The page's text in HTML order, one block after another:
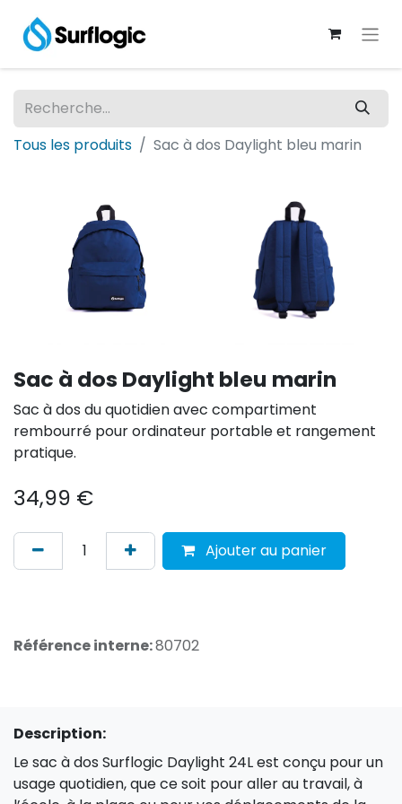
Tous les produits Sac à dos Daylight bleu marin
Sac à dos Daylight bleu marin
Sac à dos du quotidien avec compartiment
rembourré pour ordinateur portable et rangement
pratique.
34,99 €
Ajouter au panier
Référence interne:80702
Description:
Le sac à dos Surflogic Daylight 24L est conçu pour un
usage quotidien, que ce soit pour aller au travail, à